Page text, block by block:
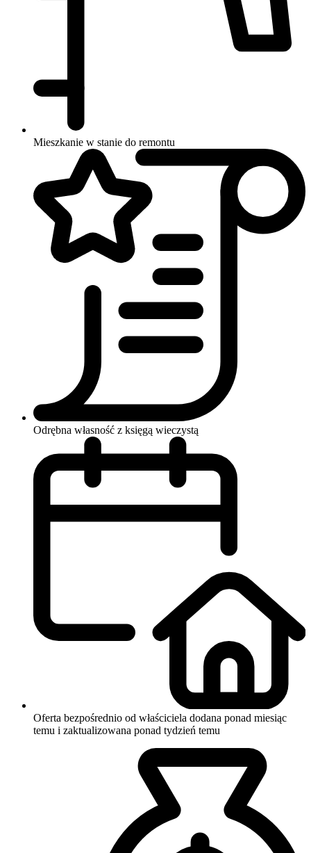
Mieszkanie w stanie do remontu
Odrębna własność z księgą wieczystą
Oferta bezpośrednio od właściciela dodana ponad miesiąc
temu i zaktualizowana ponad tydzień temu